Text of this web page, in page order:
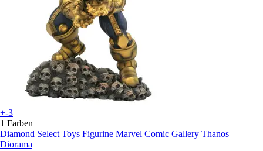
+-3
1 Farben
Diamond Select Toys Figurine Marvel Comic Gallery Thanos
Diorama